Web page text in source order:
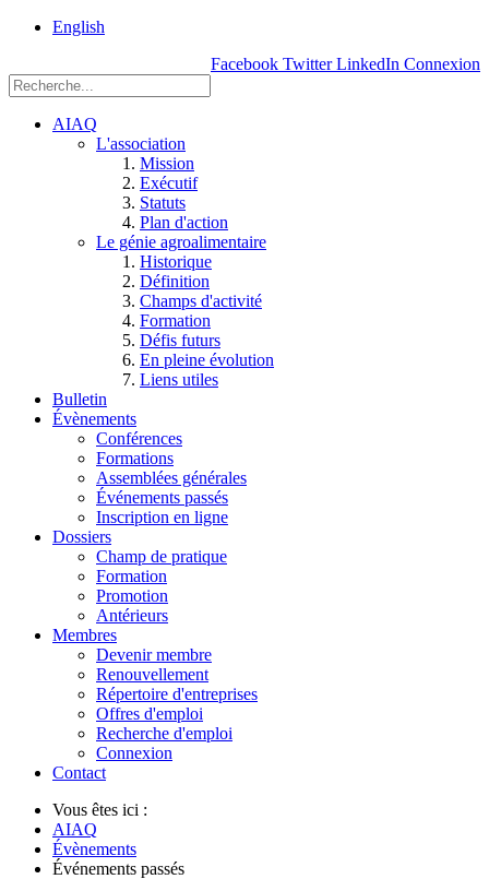
English
Facebook Twitter LinkedIn Connexion
AIAQ
L'association
Mission
Exécutif
Statuts
Plan d'action
Le génie agroalimentaire
Historique
Définition
Champs d'activité
Formation
Défis futurs
En pleine évolution
Liens utiles
Bulletin
Évènements
Conférences
Formations
Assemblées générales
Événements passés
Inscription en ligne
Dossiers
Champ de pratique
Formation
Promotion
Antérieurs
Membres
Devenir membre
Renouvellement
Répertoire d'entreprises
Offres d'emploi
Recherche d'emploi
Connexion
Contact
Vous êtes ici :
AIAQ
Évènements
Événements passés
Einstein, Québec
G1P